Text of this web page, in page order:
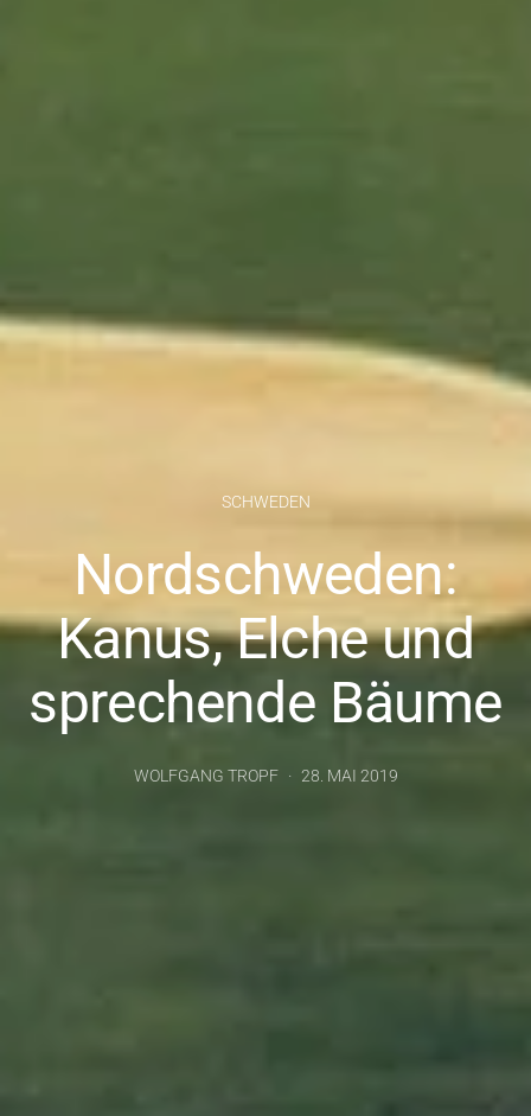
SCHWEDEN
Nordschweden:
Kanus, Elche und
sprechende Bäume
WOLFGANG TROPF 28. MAI 2019